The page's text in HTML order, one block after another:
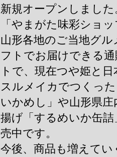
新規オープンしました
「やまがた味彩ショ
山形各地のご当地グル
フトでお届けできる
トで、現在つや姫と
スルメイカでつくっ
いかめし」や山形県庄
揚げ「するめいか缶詰
売中です。
今後、商品も増えてい